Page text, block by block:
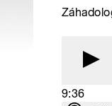
9:36